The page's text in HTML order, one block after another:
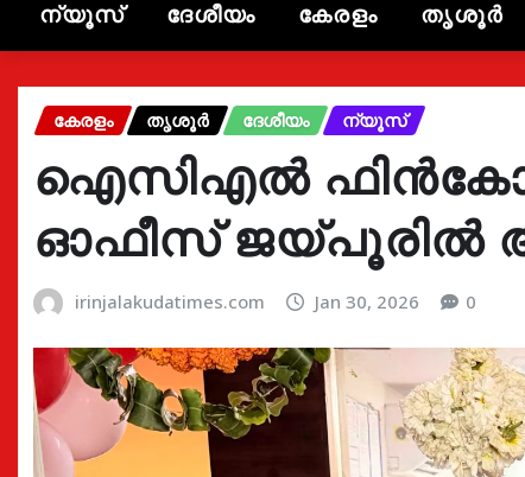
ന്യൂസ് ദേശീയം കേരളം തൃശൂർ
കേരളം തൃശൂർ ദേശീയം ന്യൂസ്
ഐസിഎൽ
ഓഫീസ് ജയ്പൂരിൽ
irinjalakudatimes.com Jan 30, 2026 0